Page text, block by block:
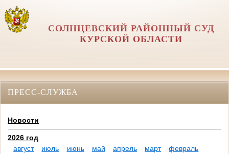
СОЛНЦЕВСКИЙ РАЙОННЫЙ СУД
КУРСКОЙ ОБЛАСТИ
ПРЕСС-СЛУЖБА
Новости
2026 год
август
июль июнь май апрель март
февраль